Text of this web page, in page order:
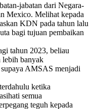
jabatan dari Negara-
Mexico. Melihat kepada
KDN pada tahun lalu
bagi tujuan pembaikan
tahun 2023, beliau
banyak
AMSAS menjadi
ketika
semua
teguh kepada